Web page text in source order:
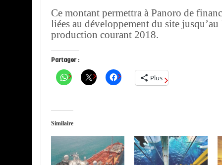
Ce montant permettra à Panoro de
liées au développement du site jusqu’au
production courant 2018.
Partager :
Plus
Similaire